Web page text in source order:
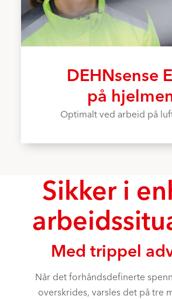
DEHNsense
på
Optimalt ved arbeid på
Sikker i
Med trippel
Når det forhåndsdefinerte
overskrides, varsles det på tre